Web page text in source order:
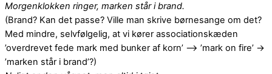
Morgenklokken ringer, marken står i brand.
(Brand? Kan det passe? Ville man skrive børnesange om det?
Med mindre, selvfølgelig, at vi kører associationskæden
’overdrevet fede mark med bunker af korn’ –> ’mark on fire’ ->
’marken står i brand’?)